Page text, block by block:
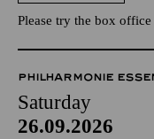
Please try the box office
PHILHARMONIE
Saturday
26.09.2026